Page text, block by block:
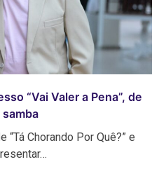
“Vai Valer a Pena”, de
“Tá Chorando Por Quê?” e